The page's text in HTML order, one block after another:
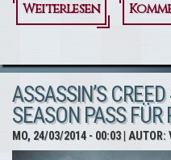
Weiterlesen
über
Gratis-
Karten
ASSASSIN’S
SEASON PASS FÜR
MO, 24/03/2014 - 00:03| AUTOR: